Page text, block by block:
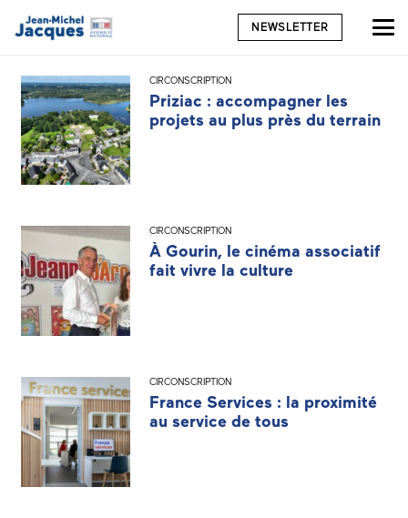
NEWSLETTER
CIRCONSCRIPTION
Priziac : accompagner les
projets au plus près du terrain
CIRCONSCRIPTION
À Gourin, le cinéma associatif
fait vivre la culture
CIRCONSCRIPTION
France Services : la proximité
au service de tous